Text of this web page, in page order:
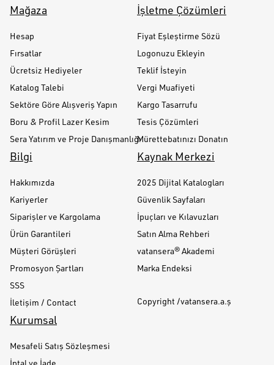
Mağaza
Hesap
Fırsatlar
Ücretsiz Hediyeler
Katalog Talebi
Sektöre Göre Alışveriş Yapın
Boru & Profil Lazer Kesim
Sera Yatırım ve Proje Danışmanlığı
İşletme Çözümleri
Fiyat Eşleştirme Sözü
Logonuzu Ekleyin
Teklif İsteyin
Vergi Muafiyeti
Kargo Tasarrufu
Tesis Çözümleri
Mürettebatınızı Donatın
Bilgi
Hakkımızda
Kariyerler
Siparişler ve Kargolama
Ürün Garantileri
Müşteri Görüşleri
Promosyon Şartları
SSS
İletişim / Contact
Kaynak Merkezi
2025 Dijital Katalogları
Güvenlik Sayfaları
İpuçları ve Kılavuzları
Satın Alma Rehberi
vatansera® Akademi
Marka Endeksi
Copyright /vatansera.a.ş
Kurumsal
Mesafeli Satış Sözleşmesi
İptal ve İade